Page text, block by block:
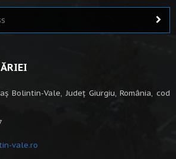
Bolintin-Vale, Județ Giurgiu, România, cod
vale.ro